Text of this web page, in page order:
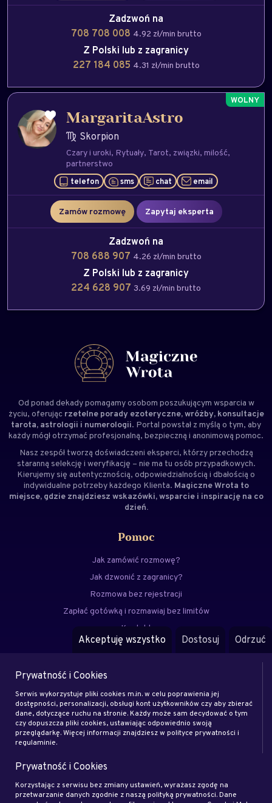
Zadzwoń na
708 708 008 4.92 zł/min brutto
Z Polski lub z zagranicy
227 184 085 4.31 zł/min brutto
MargaritaAstro
Skorpion
Czary i uroki Rytuały Tarot związki milość
partnerstwo
telefon sms chat email
Zamów rozmowę Zapytaj eksperta
Zadzwoń na
708 688 907 4.26 zł/min brutto
Z Polski lub z zagranicy
224 628 907 3.69 zł/min brutto
Od ponad dekady pomagamy osobom poszukującym wsparcia w
życiu, oferując rzetelne porady ezoteryczne, wróżby, konsultacje
tarota, astrologii i numerologii. Portal powstał z myślą o tym, aby
każdy mógł otrzymać profesjonalną, bezpieczną i anonimową pomoc.
Nasz zespół tworzą doświadczeni eksperci, którzy przechodzą
staranną selekcję i weryfikację – nie ma tu osób przypadkowych.
Kierujemy się autentycznością, odpowiedzialnością i dbałością o
indywidualne potrzeby każdego Klienta. Magiczne Wrota to
miejsce, gdzie znajdziesz wskazówki, wsparcie i inspirację na co
dzień.
Pomoc
Jak zamówić rozmowę?
Jak dzwonić z zagranicy?
Rozmowa bez rejestracji
Zapłać gotówką i rozmawiaj bez limitów
Kontakt
FAQ
Eksperci
Zostań klientem
Zostań ekspertem
Regulamin
Blog
Akceptuję wszystko Dostosuj Odrzuć
Prywatność i Cookies
Serwis wykorzystuje pliki cookies m.in. w celu poprawienia jej
dostępności, personalizacji, obsługi kont użytkowników czy aby zbierać
dane, dotyczące ruchu na stronie. Każdy może sam decydować o tym
czy dopuszcza pliki cookies, ustawiając odpowiednio swoją
przeglądarkę. Więcej informacji znajdziesz w polityce prywatności i
regulaminie.
Prywatność i Cookies
Korzystając z serwisu bez zmiany ustawień, wyrażasz zgodę na
przetwarzanie danych zgodnie z naszą polityką prywatności. Dane